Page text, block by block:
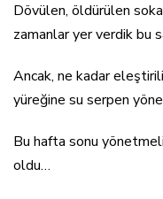
Dövülen, öldürülen
zamanlar yer verdik bu
Ancak, ne kadar
yüreğine su serpen
Bu hafta sonu
oldu…